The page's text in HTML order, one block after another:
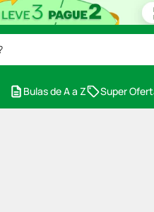
Bulas de A a Z Super